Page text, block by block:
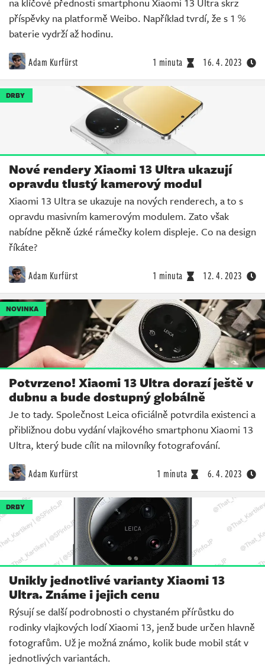
příspěvky na platformě Weibo. Například tvrdí, že s 1 %
baterie vydrží až hodinu.
Adam Kurfürst 1 minuta 16. 4. 2023
DRBY
Nové rendery Xiaomi 13 Ultra ukazují
opravdu tlustý kamerový modul
Xiaomi 13 Ultra se ukazuje na nových renderech, a to s
opravdu masivním kamerovým modulem. Zato však
nabídne pěkně úzké rámečky kolem displeje. Co na design
říkáte?
Adam Kurfürst 1 minuta 12. 4. 2023
NOVINKA
Potvrzeno! Xiaomi 13 Ultra dorazí ještě v
dubnu a bude dostupný globálně
Je to tady. Společnost Leica oficiálně potvrdila existenci a
přibližnou dobu vydání vlajkového smartphonu Xiaomi 13
Ultra, který bude cílit na milovníky fotografování.
Adam Kurfürst 1 minuta 6. 4. 2023
DRBY
Unikly jednotlivé varianty Xiaomi 13
Ultra. Známe i jejich cenu
Rýsují se další podrobnosti o chystaném přírůstku do
rodinky vlajkových lodí Xiaomi 13, jenž bude určen hlavně
fotografům. Už je možná známo, kolik bude mobil stát v
jednotlivých variantách.